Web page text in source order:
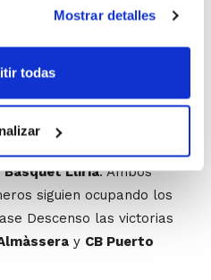
Mostrar detalles
todas
cayó en un ajustado
la que es su segunda
Bàsquet Llíria. Ambos
siguien ocupando los
Descenso las victorias
y CB Puerto